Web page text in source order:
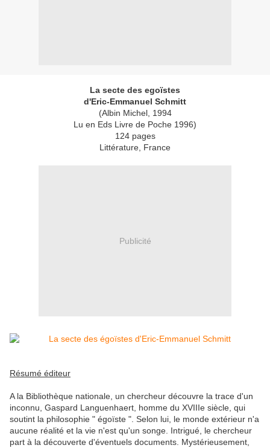
La secte des egoïstes
d'Eric-Emmanuel Schmitt
(Albin Michel, 1994
Lu en Eds Livre de Poche 1996)
124 pages
Littérature, France
Publicité
Résumé éditeur
A la Bibliothèque nationale, un chercheur découvre la trace d'un
inconnu, Gaspard Languenhaert, homme du XVIIIe siècle, qui
soutint la philosophie " égoïste ". Selon lui, le monde extérieur n'a
aucune réalité et la vie n'est qu'un songe. Intrigué, le chercheur
part à la découverte d'éventuels documents. Mystérieusement,